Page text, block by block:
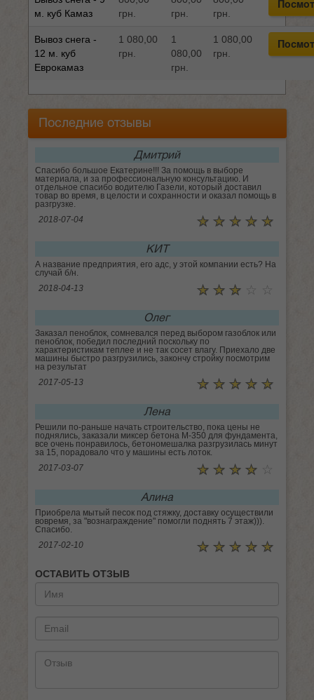
м. куб Камаз
грн.
грн.
грн.
Вывоз снега -
12 м. куб
Еврокамаз
1 080,00
грн.
1
080,00
грн.
1 080,00
грн.
Последние отзывы
Дмитрий
Спасибо большое Екатерине!!! За помощь в выборе
материала, и за профессиональную консультацию. И
отдельное спасибо водителю Газели, который доставил
товар во время, в целости и сохранности и оказал помощь в
разгрузке.
2018-07-04
☆ ☆ ☆ ☆ ☆
★ ★ ★ ★ ★
КИТ
А название предприятия, его адс, у этой компании есть? На
случай б/н.
2018-04-13
☆ ☆ ☆ ☆ ☆
★ ★ ★ ★ ★
Олег
Заказал пеноблок, сомневался перед выбором газоблок или
пеноблок, победил последний поскольку по
характеристикам теплее и не так сосет влагу. Приехало две
машины быстро разгрузились, закончу стройку посмотрим
на результат
2017-05-13
☆ ☆ ☆ ☆ ☆
★ ★ ★ ★ ★
Лена
Решили по-раньше начать строительство, пока цены не
поднялись, заказали миксер бетона М-350 для фундамента,
все очень понравилось, бетономешалка разгрузилась минут
за 15, порадовало что у машины есть лоток.
2017-03-07
☆ ☆ ☆ ☆ ☆
★ ★ ★ ★ ★
Алина
Приобрела мытый песок под стяжку, доставку осуществили
вовремя, за "вознаграждение" помогли поднять 7 этаж))).
Спасибо.
2017-02-10
☆ ☆ ☆ ☆ ☆
★ ★ ★ ★ ★
ОСТАВИТЬ ОТЗЫВ